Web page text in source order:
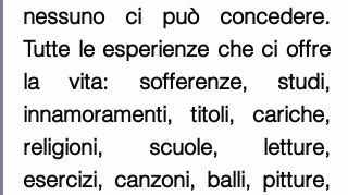
nessuno ci può concedere.
Tutte le esperienze che ci offre
la vita: sofferenze, studi,
innamoramenti, titoli, cariche,
religioni, scuole, letture,
esercizi, canzoni, balli, pitture,